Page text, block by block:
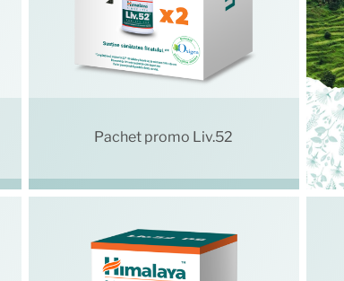
Pachet promo Liv.52